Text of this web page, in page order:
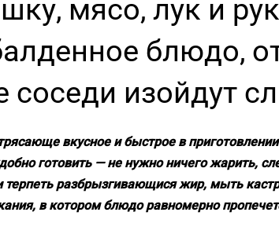
мясо, лук и
блюдо,
соседи изойдут
вкусное и быстрое в
готовить — не нужно ничего жарить,
терпеть разбрызгивающися жир, мыть
в котором блюдо равномерно